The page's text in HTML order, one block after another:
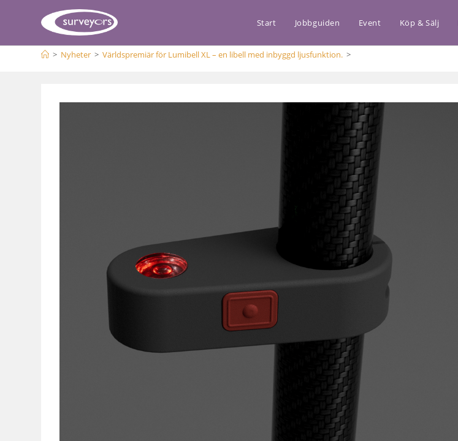
Start Jobbguiden Event Köp & Sälj
> Nyheter > Världspremiär för Lumibell XL – en libell med inbyggd ljusfunktion. >